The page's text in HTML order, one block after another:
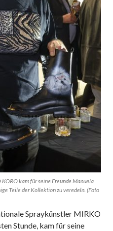
kam für seine Freunde Manuela
Teile der Kollektion zu veredeln. (Foto
Spraykünstler MIRKO
Stunde, kam für seine